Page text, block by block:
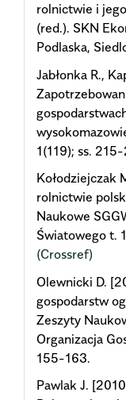
rolnictwie i
(red.). SKN
Podlaska,
Jabłonka R.,
1(119); ss.
Kołodziejczak
rolnictwie
Naukowe
Światowego t.
(Crossref)
Olewnicki D.
gospodarstw
Zeszyty
Organizacja
155-163.
Pawlak J.